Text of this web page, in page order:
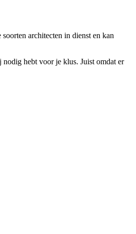
architecten in dienst en kan
nodig hebt voor je klus. Juist omdat er